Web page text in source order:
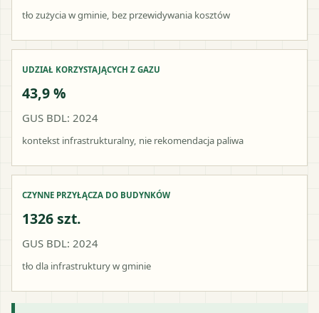
tło zużycia w gminie, bez przewidywania kosztów
UDZIAŁ KORZYSTAJĄCYCH Z GAZU
43,9 %
GUS BDL: 2024
kontekst infrastrukturalny, nie rekomendacja paliwa
CZYNNE PRZYŁĄCZA DO BUDYNKÓW
1326 szt.
GUS BDL: 2024
tło dla infrastruktury w gminie